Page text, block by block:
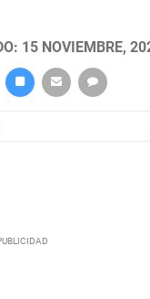
15 NOVIEMBRE,